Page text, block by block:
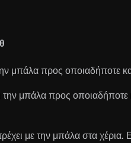
μπάλα προς οποιαδήποτε
μπάλα προς οποιαδήποτε
με την μπάλα στα